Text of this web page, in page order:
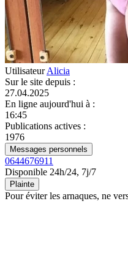
UtilisateurAlicia
Sur le site depuis :
27.04.2025
En ligne aujourd'hui à :
16:45
Publications actives :
1976
Messages personnels
0644676911
Disponible 24h/24, 7j/7
Plainte
Pour éviter les arnaques, ne